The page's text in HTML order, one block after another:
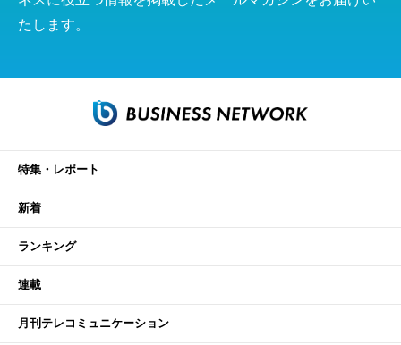
たします。
特集・レポート
新着
ランキング
連載
月刊テレコミュニケーション